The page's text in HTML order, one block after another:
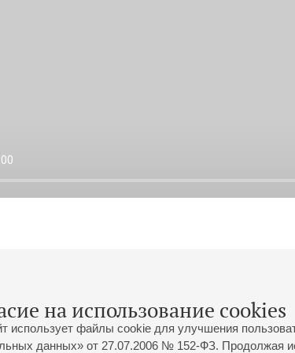
на использование cookies
использует файлы cookie для улучшения
данных» от 27.07.2006 № 152-ФЗ. Продолжая